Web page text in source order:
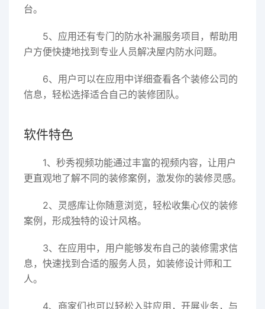
台。
5、应用还有专门的防水补漏服务项目，帮助用
户方便快捷地找到专业人员解决屋内防水问题。
6、用户可以在应用中详细查看各个装修公司的
信息，轻松选择适合自己的装修团队。
软件特色
1、秒秀视频功能通过丰富的视频内容，让用户
更直观地了解不同的装修案例，激发你的装修灵感。
2、灵感库让你随意浏览，轻松收集心仪的装修
案例，形成独特的设计风格。
3、在应用中，用户能够发布自己的装修需求信
息，快速找到合适的服务人员，如装修设计师和工
人。
4、商家们也可以轻松入驻应用，开展业务，与